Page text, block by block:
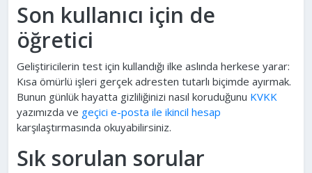
Son kullanıcı için de
öğretici
Geliştiricilerin test için kullandığı ilke aslında herkese yarar:
Kısa ömürlü işleri gerçek adresten tutarlı biçimde ayırmak.
Bunun günlük hayatta gizliliğinizi nasıl koruduğunu KVKK
yazımızda ve geçici e-posta ile ikincil hesap
karşılaştırmasında okuyabilirsiniz.
Sık sorulan sorular